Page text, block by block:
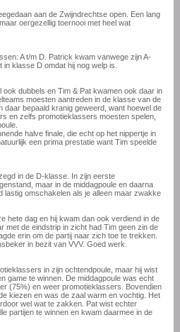
aan de Zwijndrechtse open. Een lang
oergezellig toernooi met heel wat
A t/m D. Patrick kwam vanwege zijn A-
klasse D omdat hij nog welp is.
dubbels en Tim & Pat kwamen ook daar in
moesten aantreden in de klasse van de
daar bepaald kranig geweerd, want hoewel de
en zelfs promotieklassers moesten spelen,
halve finale, die echt op het nippertje in
een prima prestatie want Tim speelde
in de D-klasse. In zijn eerste
maar in de middagpoule en daarna
lastig omschakelen als je alleen maar zwakke
hete dag en hij kwam dan ook verdiend in de
met de eindstrip in zicht had Tim geen zin de
erin om de partij naar zich toe te trekken.
in bezit van VVV. Goed werk.
in zijn ochtendpoule, maar hij wist
game te winnen. De middagpoule was echt
(75%) en weer promotieklassers. Bovendien
kiezen en was de zaal warm en vochtig. Het
wel wat te zakken. Pat wist echter
partijen te winnen en kwam daarmee in de